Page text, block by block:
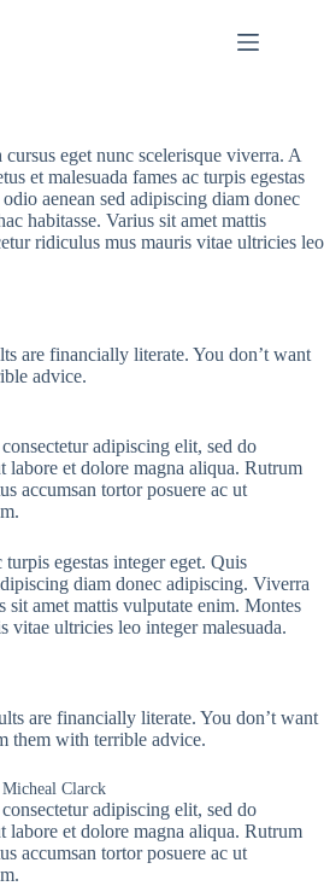
eget nunc scelerisque viverra. A
et malesuada fames ac turpis egestas
aenean sed adipiscing diam donec
habitasse. Varius sit amet mattis
ridiculus mus mauris vitae ultricies leo
are financially literate. You don’t want
advice.
adipiscing elit, sed do
labore et dolore magna aliqua. Rutrum
accumsan tortor posuere ac ut
egestas integer eget. Quis
diam donec adipiscing. Viverra
sit amet mattis vulputate enim. Montes
vitae ultricies leo integer malesuada.
are financially literate. You don’t want
them with terrible advice.
Micheal Clarck
adipiscing elit, sed do
labore et dolore magna aliqua. Rutrum
accumsan tortor posuere ac ut